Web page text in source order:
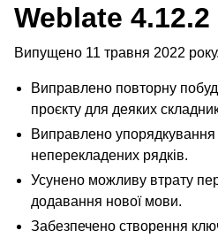
Weblate 4.12.2
Випущено 11 травня 2022 року.
Виправлено повторну
проєкту для деяких
Виправлено упорядкування
неперекладених рядків.
Усунено можливу втрату
додавання нової мови.
Забезпечено створення